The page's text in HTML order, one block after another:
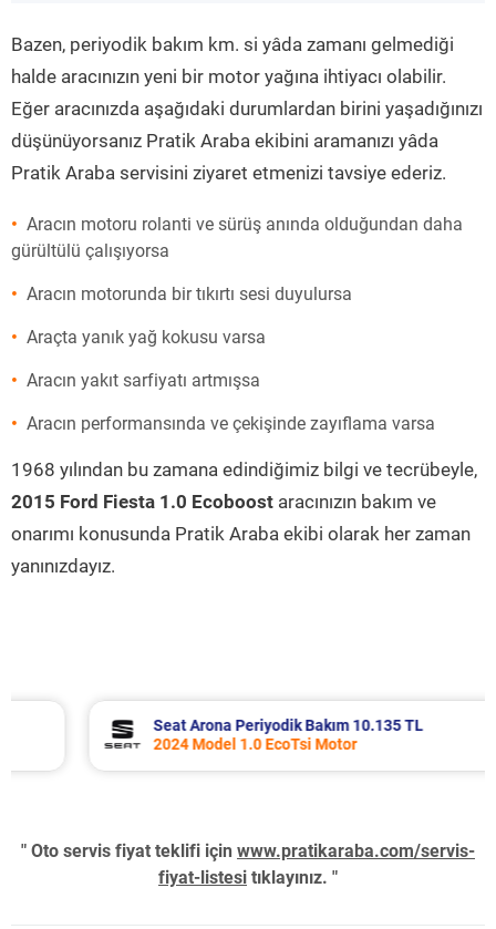
Bazen, periyodik bakım km. si yâda zamanı gelmediği
halde aracınızın yeni bir motor yağına ihtiyacı olabilir.
Eğer aracınızda aşağıdaki durumlardan birini yaşadığınızı
düşünüyorsanız Pratik Araba ekibini aramanızı yâda
Pratik Araba servisini ziyaret etmenizi tavsiye ederiz.
Aracın motoru rolanti ve sürüş anında olduğundan daha
gürültülü çalışıyorsa
Aracın motorunda bir tıkırtı sesi duyulursa
Araçta yanık yağ kokusu varsa
Aracın yakıt sarfiyatı artmışsa
Aracın performansında ve çekişinde zayıflama varsa
1968 yılından bu zamana edindiğimiz bilgi ve tecrübeyle,
2015 Ford Fiesta 1.0 Ecoboost aracınızın bakım ve
onarımı konusunda Pratik Araba ekibi olarak her zaman
yanınızdayız.
Seat Arona Periyodik Bakım 10.135 TL
2024 Model 1.0 EcoTsi Motor
" Oto servis fiyat teklifi için www.pratikaraba.com/servis-
fiyat-listesi tıklayınız. "